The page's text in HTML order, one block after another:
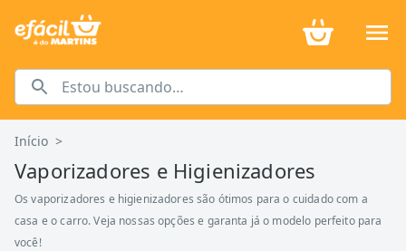
Início >
Vaporizadores e Higienizadores
Os vaporizadores e higienizadores são ótimos para o cuidado com a
casa e o carro. Veja nossas opções e garanta já o modelo perfeito para
você!